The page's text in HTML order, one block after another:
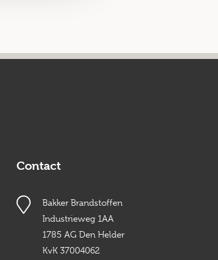
Contact
Bakker Brandstoffen
Industrieweg 1AA
1785 AG Den Helder
KvK 37004062